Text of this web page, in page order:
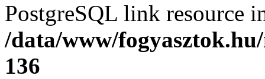
PostgreSQL link resource
/data/www/
136